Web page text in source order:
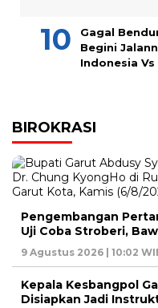
Gagal
Begini
Indonesia
BIROKRASI
Pengembangan
Uji Coba Stroberi,
9 Agustus 2026 | 10:02
Kepala Kesbangpol
Disiapkan Jadi